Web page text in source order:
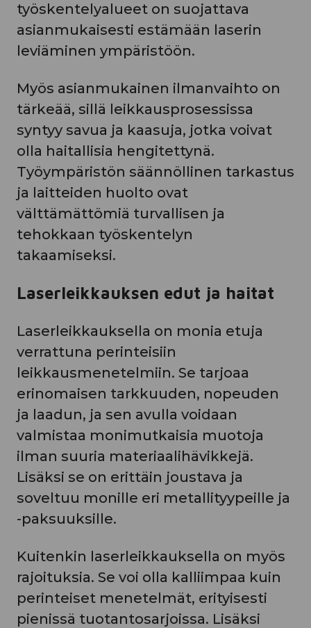
työskentelyalueet on suojattava
asianmukaisesti estämään laserin
leviäminen ympäristöön.
Myös asianmukainen ilmanvaihto on
tärkeää, sillä leikkausprosessissa
syntyy savua ja kaasuja, jotka voivat
olla haitallisia hengitettynä.
Työympäristön säännöllinen tarkastus
ja laitteiden huolto ovat
välttämättömiä turvallisen ja
tehokkaan työskentelyn
takaamiseksi.
Laserleikkauksen edut ja haitat
Laserleikkauksella on monia etuja
verrattuna perinteisiin
leikkausmenetelmiin. Se tarjoaa
erinomaisen tarkkuuden, nopeuden
ja laadun, ja sen avulla voidaan
valmistaa monimutkaisia muotoja
ilman suuria materiaalihävikkejä.
Lisäksi se on erittäin joustava ja
soveltuu monille eri metallityypeille ja
-paksuuksille.
Kuitenkin laserleikkauksella on myös
rajoituksia. Se voi olla kalliimpaa kuin
perinteiset menetelmät, erityisesti
pienissä tuotantosarjoissa. Lisäksi